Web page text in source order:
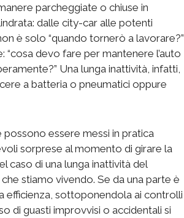
parcheggiate o chiuse in
dalle city-car alle potenti
è solo “quando tornerò a lavorare?”
“cosa devo fare per mantenere l’auto
Una lunga inattività, infatti,
a batteria o pneumatici oppure
possono essere messi in pratica
sorprese al momento di girare la
caso di una lunga inattività del
stiamo vivendo. Se da una parte è
efficienza, sottoponendola ai controlli
di guasti improvvisi o accidentali si